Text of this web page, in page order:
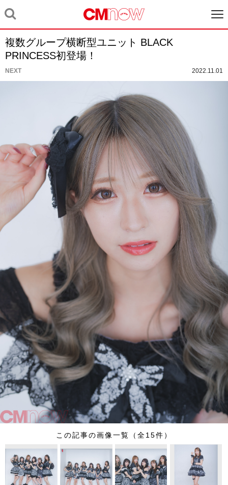
複数グループ横断型ユニット BLACK
PRINCESS初登場！
NEXT 2022.11.01
この記事の画像一覧（全15件）